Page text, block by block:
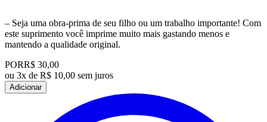
– Seja uma obra-prima de seu filho ou um trabalho importante! Com
este suprimento você imprime muito mais gastando menos e
mantendo a qualidade original.
PORR$ 30,00
ou 3x de R$ 10,00 sem juros
Adicionar